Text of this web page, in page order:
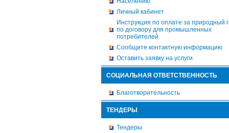
Личный кабинет
Инструкция по оплате за природный
по договору для промышленных
потребителей
Сообщите контактную информацию
Оставить заявку на услуги
СОЦИАЛЬНАЯ ОТВЕТСТВЕННОСТЬ
Благотворительность
ТЕНДЕРЫ
Тендеры